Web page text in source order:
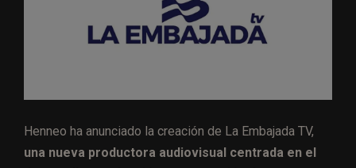
Henneo ha anunciado la creación de La Embajada TV,
una nueva productora audiovisual centrada en el